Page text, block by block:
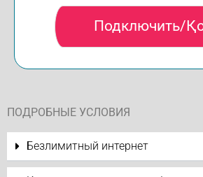
Подключить/
ПОДРОБНЫЕ УСЛОВИЯ
Безлимитный интернет